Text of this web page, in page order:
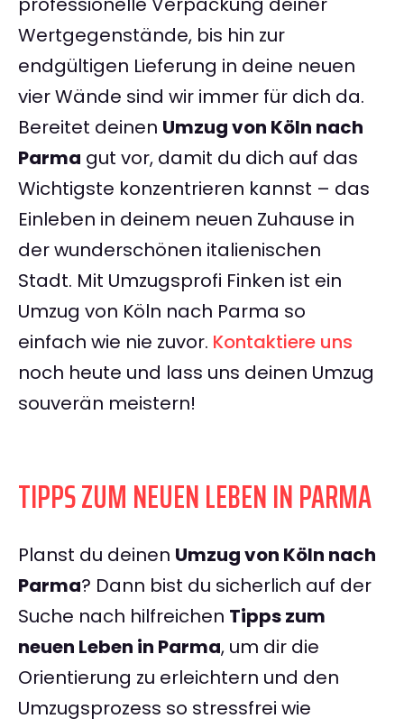
Wertgegenstände, bis hin zur
endgültigen Lieferung in deine neuen
vier Wände sind wir immer für dich da.
Bereitet deinen Umzug von Köln nach
Parma gut vor, damit du dich auf das
Wichtigste konzentrieren kannst – das
Einleben in deinem neuen Zuhause in
der wunderschönen italienischen
Stadt. Mit Umzugsprofi Finken ist ein
Umzug von Köln nach Parma so
einfach wie nie zuvor. Kontaktiere uns
noch heute und lass uns deinen Umzug
souverän meistern!
TIPPS ZUM NEUEN LEBEN IN PARMA
Planst du deinen Umzug von Köln nach
Parma? Dann bist du sicherlich auf der
Suche nach hilfreichen Tipps zum
neuen Leben in Parma, um dir die
Orientierung zu erleichtern und den
Umzugsprozess so stressfrei wie